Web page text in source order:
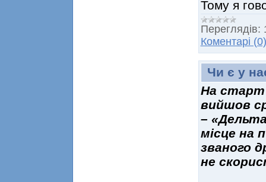
Тому я
Переглядів:
Коментарі (0)
Чи є у
На старт
вийшов
–
місце на
званого
не